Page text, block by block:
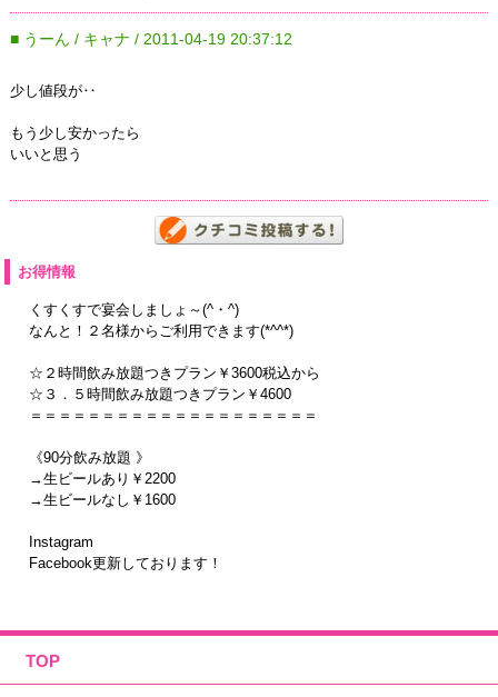
■ うーん / キャナ / 2011-04-19 20:37:12
少し値段が‥
もう少し安かったら
いいと思う
TOP
お得情報
くすくすで宴会しましょ～(^・^)
なんと！２名様からご利用できます(*^^*)
☆２時間飲み放題つきプラン￥3600税込から
☆３．５時間飲み放題つきプラン￥4600
＝＝＝＝＝＝＝＝＝＝＝＝＝＝＝＝＝＝＝＝
《90分飲み放題 》
→生ビールあり￥2200
→生ビールなし￥1600
Instagram
Facebook更新しております！